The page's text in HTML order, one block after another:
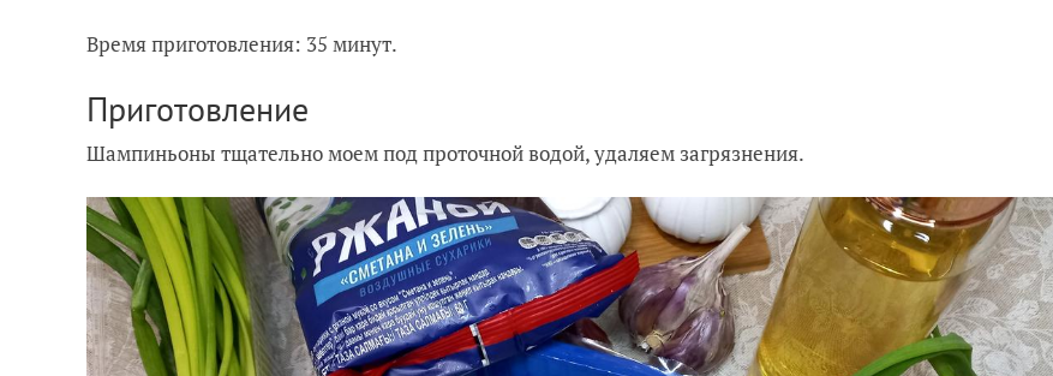
Время приготовления: 35 минут.
Приготовление
Шампиньоны тщательно моем под проточной водой, удаляем загрязнения.